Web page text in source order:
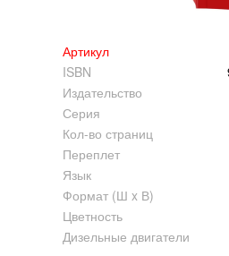
Артикул
ISBN
Издательство
Серия
Кол-во страниц
Переплет
Язык
Формат (Ш x В)
Цветность
Дизельные двигатели